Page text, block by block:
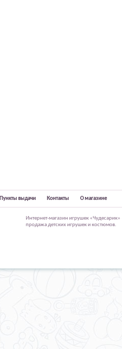
Пункты выдачи Контакты О магазине
Интернет-магазин игрушек
продажа детских игрушек и костюмов.